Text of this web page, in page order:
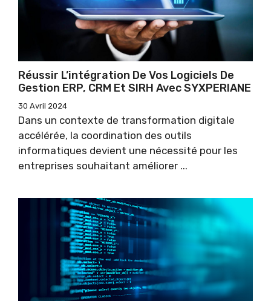
Réussir L’intégration De Vos Logiciels De
Gestion ERP, CRM Et SIRH Avec SYXPERIANE
30 Avril 2024
Dans un contexte de transformation digitale
accélérée, la coordination des outils
informatiques devient une nécessité pour les
entreprises souhaitant améliorer ...